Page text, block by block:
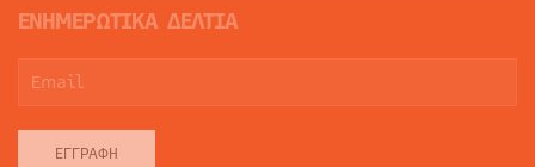
ΕΝΗΜΕΡΩΤΙΚΑ ΔΕΛΤΙΑ
ΕΓΓΡΑΦΉ